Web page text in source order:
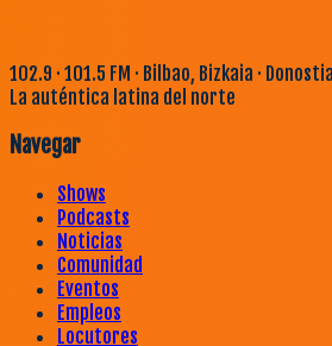
102.9 · 101.5 FM · Bilbao, Bizkaia ·
La auténtica latina del norte
Navegar
Shows
Podcasts
Noticias
Comunidad
Eventos
Empleos
Locutores